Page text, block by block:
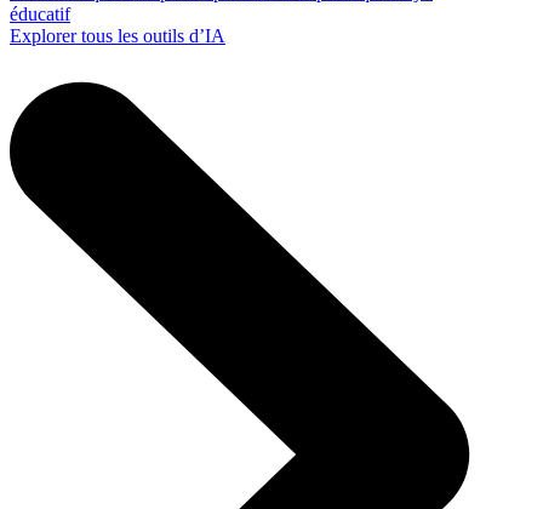
éducatif
Explorer tous les outils d’IA